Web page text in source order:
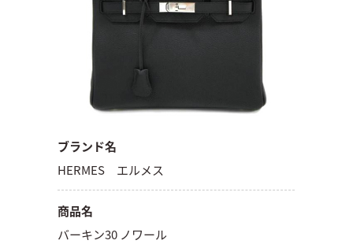
ブランド名
HERMES エルメス
商品名
バーキン30 ノワール